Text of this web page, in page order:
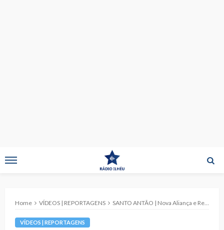
Home VÍDEOS | REPORTAGENS SANTO ANTÃO | Nova Aliança e Recreio dos Lavradores presentes no 6.º Jantar em Louvor do Divino Espírito Santo 2026 (c/ vídeo)
VÍDEOS | REPORTAGENS